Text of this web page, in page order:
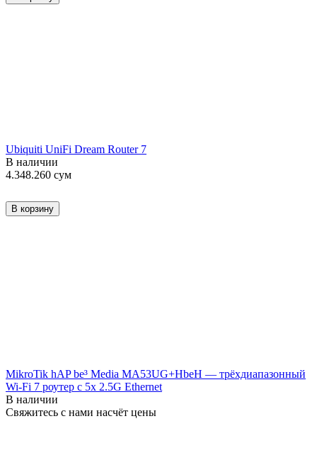
Ubiquiti UniFi Dream Router 7
В наличии
4.348.260 сум
В корзину
MikroTik hAP be³ Media MA53UG+HbeH — трёхдиапазонный
Wi-Fi 7 роутер с 5x 2.5G Ethernet
В наличии
Свяжитесь с нами насчёт цены